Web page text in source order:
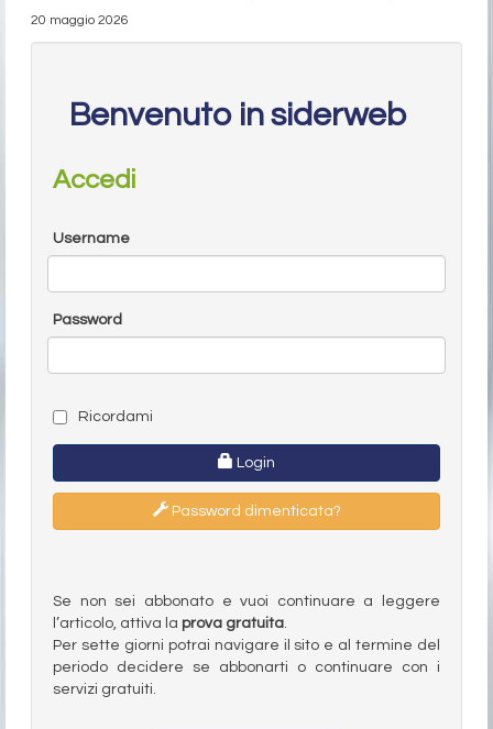
20 maggio 2026
Benvenuto in siderweb
Accedi
Username
Password
Ricordami
Login
Password dimenticata?
Se non sei abbonato e vuoi continuare a leggere
l’articolo, attiva la prova gratuita.
Per sette giorni potrai navigare il sito e al termine del
periodo decidere se abbonarti o continuare con i
servizi gratuiti.